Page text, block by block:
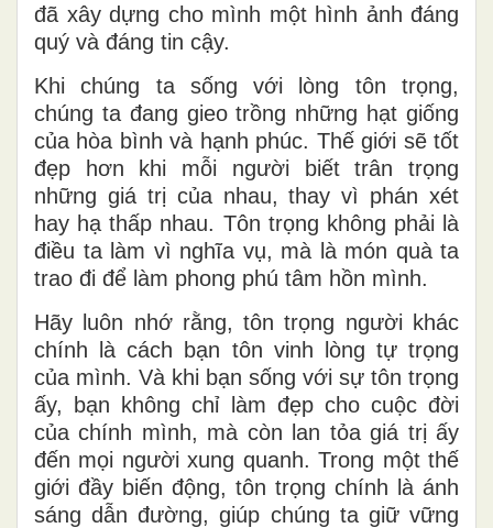
đã xây dựng cho mình một hình ảnh đáng
quý và đáng tin cậy.
Khi chúng ta sống với lòng tôn trọng,
chúng ta đang gieo trồng những hạt giống
của hòa bình và hạnh phúc. Thế giới sẽ tốt
đẹp hơn khi mỗi người biết trân trọng
những giá trị của nhau, thay vì phán xét
hay hạ thấp nhau. Tôn trọng không phải là
điều ta làm vì nghĩa vụ, mà là món quà ta
trao đi để làm phong phú tâm hồn mình.
Hãy luôn nhớ rằng, tôn trọng người khác
chính là cách bạn tôn vinh lòng tự trọng
của mình. Và khi bạn sống với sự tôn trọng
ấy, bạn không chỉ làm đẹp cho cuộc đời
của chính mình, mà còn lan tỏa giá trị ấy
đến mọi người xung quanh. Trong một thế
giới đầy biến động, tôn trọng chính là ánh
sáng dẫn đường, giúp chúng ta giữ vững